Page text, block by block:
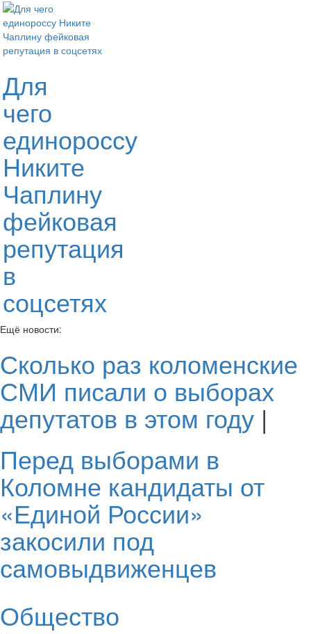
Для
чего
единороссу
Никите
Чаплину
фейковая
репутация
в
соцсетях
Ещё новости:
Сколько раз коломенские
СМИ писали о выборах
депутатов в этом году |
Перед выборами в
Коломне кандидаты от
«Единой России»
закосили под
самовыдвиженцев
Общество